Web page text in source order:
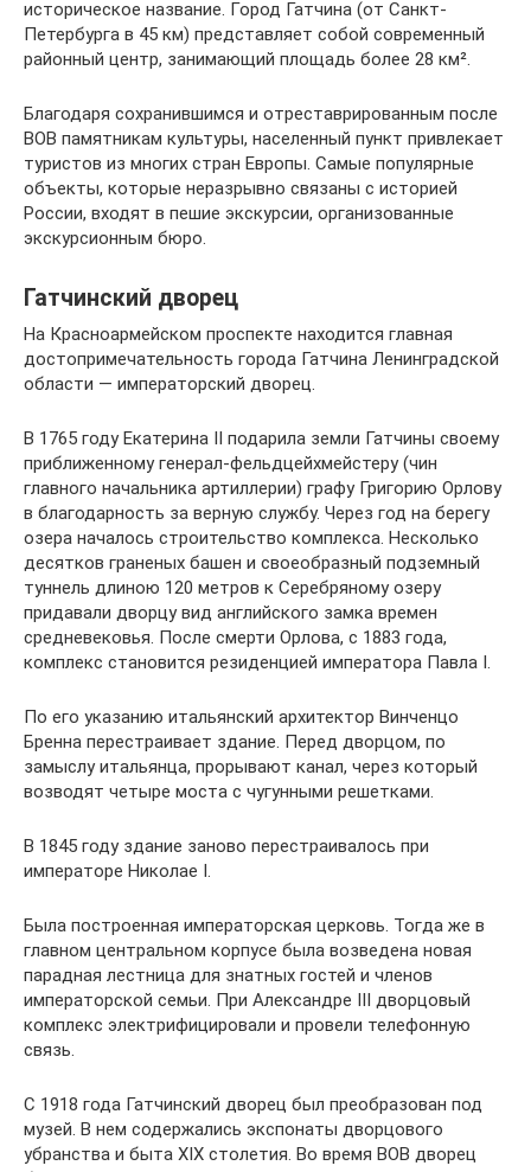
историческое название. Город Гатчина (от Санкт-
Петербурга в 45 км) представляет собой современный
районный центр, занимающий площадь более 28 км².
Благодаря сохранившимся и отреставрированным после
ВОВ памятникам культуры, населенный пункт привлекает
туристов из многих стран Европы. Самые популярные
объекты, которые неразрывно связаны с историей
России, входят в пешие экскурсии, организованные
экскурсионным бюро.
Гатчинский дворец
На Красноармейском проспекте находится главная
достопримечательность города Гатчина Ленинградской
области — императорский дворец.
В 1765 году Екатерина II подарила земли Гатчины своему
приближенному генерал-фельдцейхмейстеру (чин
главного начальника артиллерии) графу Григорию Орлову
в благодарность за верную службу. Через год на берегу
озера началось строительство комплекса. Несколько
десятков граненых башен и своеобразный подземный
туннель длиною 120 метров к Серебряному озеру
придавали дворцу вид английского замка времен
средневековья. После смерти Орлова, с 1883 года,
комплекс становится резиденцией императора Павла I.
По его указанию итальянский архитектор Винченцо
Бренна перестраивает здание. Перед дворцом, по
замыслу итальянца, прорывают канал, через который
возводят четыре моста с чугунными решетками.
В 1845 году здание заново перестраивалось при
императоре Николае I.
Была построенная императорская церковь. Тогда же в
главном центральном корпусе была возведена новая
парадная лестница для знатных гостей и членов
императорской семьи. При Александре III дворцовый
комплекс электрифицировали и провели телефонную
связь.
С 1918 года Гатчинский дворец был преобразован под
музей. В нем содержались экспонаты дворцового
убранства и быта XIX столетия. Во время ВОВ дворец